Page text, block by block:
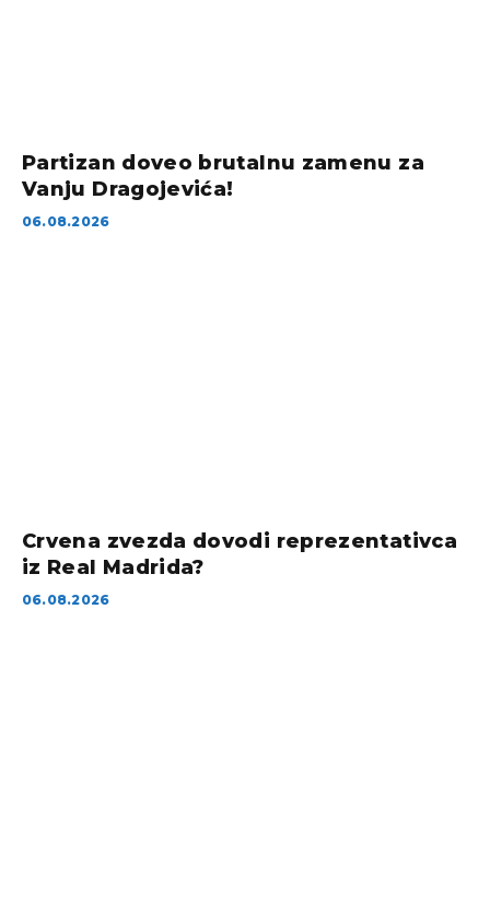
Partizan doveo brutalnu zamenu za
Vanju Dragojevića!
06.08.2026
Crvena zvezda dovodi reprezentativca
iz Real Madrida?
06.08.2026